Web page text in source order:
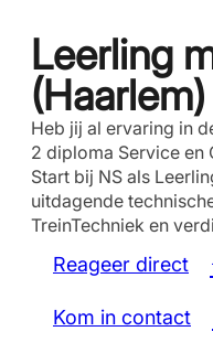
Leerling
(Haarlem)
Heb jij al ervaring in
2 diploma Service en
Start bij NS als
uitdagende
TreinTechniek en
Reageer direct
Kom in contact